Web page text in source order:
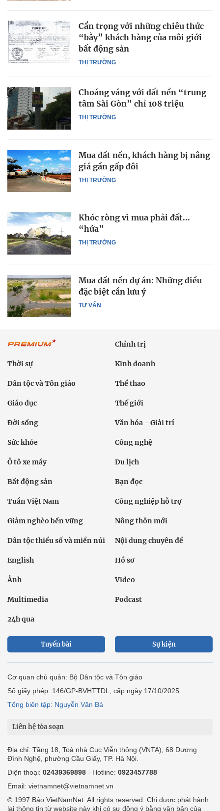
THỊ TRƯỜNG
Cẩn trọng với những chiêu thức
“bẫy” khách hàng của môi giới
bất động sản
THỊ TRƯỜNG
Choáng váng với đất nền “trung
tâm Sài Gòn” chỉ 108 triệu
THỊ TRƯỜNG
Mua đất nền, khách hàng bị nâng
giá gần gấp đôi
THỊ TRƯỜNG
Khóc ròng vì mua phải đất...
“hứa”
TƯ VẤN
Mua đất nền dự án: Những điều
đặc biệt cần lưu ý
Chính trị
Thời sự Kinh doanh
Dân tộc và Tôn giáo Thể thao
Giáo dục Thế giới
Đời sống Văn hóa - Giải trí
Sức khỏe Công nghệ
Ô tô xe máy Du lịch
Bất động sản Bạn đọc
Tuần Việt Nam Công nghiệp hỗ trợ
Giảm nghèo bền vững Nông thôn mới
Dân tộc thiểu số và miền núi Nội dung chuyên đề
English Hồ sơ
Ảnh Video
Multimedia Podcast
24h qua
Tuyến bài Sự kiện
Cơ quan chủ quản: Bộ Dân tộc và Tôn giáo
Số giấy phép: 146/GP-BVHTTDL, cấp ngày 17/10/2025
Tổng biên tập: Nguyễn Văn Bá
Liên hệ tòa soạn
Địa chỉ: Tầng 18, Toà nhà Cục Viễn thông (VNTA), 68 Dương
Đình Nghệ, phường Cầu Giấy, TP. Hà Nội.
Điện thoại: 02439369898 - Hotline: 0923457788
Email: vietnamnet@vietnamnet.vn
© 1997 Báo VietNamNet. All rights reserved. Chỉ được phát hành
lại thông tin từ website này khi có sự đồng ý bằng văn bản của